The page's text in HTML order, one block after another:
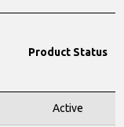
Product Status
Active